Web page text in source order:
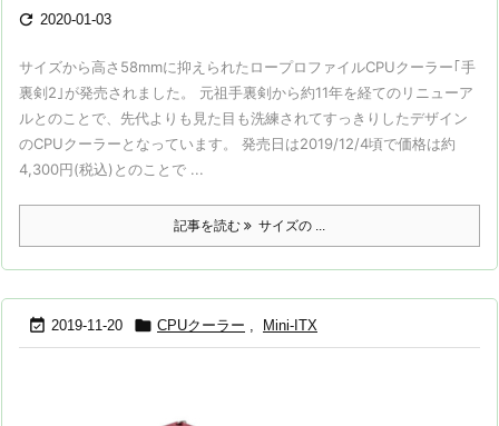
 2020-01-03
サイズから高さ58mmに抑えられたロープロファイルCPUクーラー｢手
裏剣2｣が発売されました。 元祖手裏剣から約11年を経てのリニューア
ルとのことで、先代よりも見た目も洗練されてすっきりしたデザイン
のCPUクーラーとなっています。 発売日は2019/12/4頃で価格は約
4,300円(税込)とのことで ...
記事を読む サイズの ...
 2019-11-20  CPUクーラー , Mini-ITX